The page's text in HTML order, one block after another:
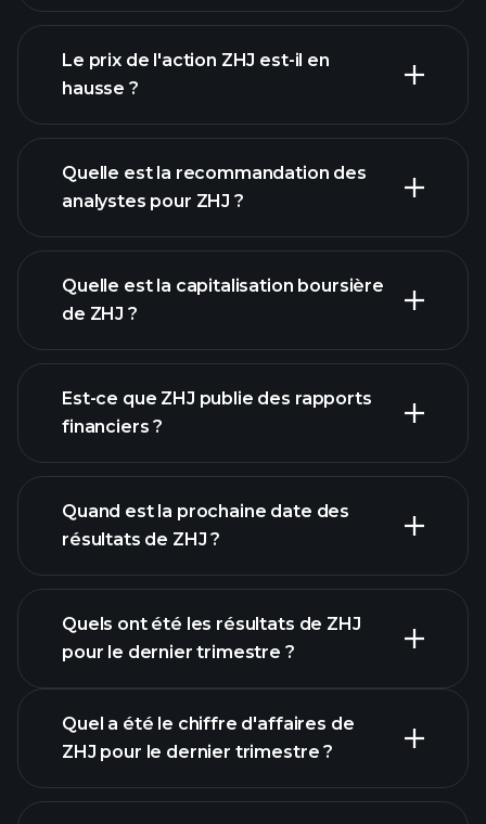
graphique
avancé
Le prix de l'action ZHJ est-il en
hausse ?
graphique de ZHJ
Quelle est la recommandation des
analystes pour ZHJ ?
Quelle est la capitalisation boursière
de ZHJ ?
notre liste
d'actions
Est-ce que ZHJ publie des rapports
financiers ?
finances de
ZHJ
Quand est la prochaine date des
résultats de ZHJ ?
Calendrier des résultats
Quels ont été les résultats de ZHJ
pour le dernier trimestre ?
Quel a été le chiffre d'affaires de
ZHJ pour le dernier trimestre ?